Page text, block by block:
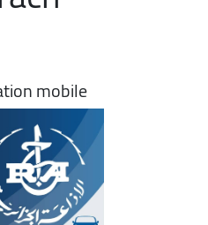
mobile